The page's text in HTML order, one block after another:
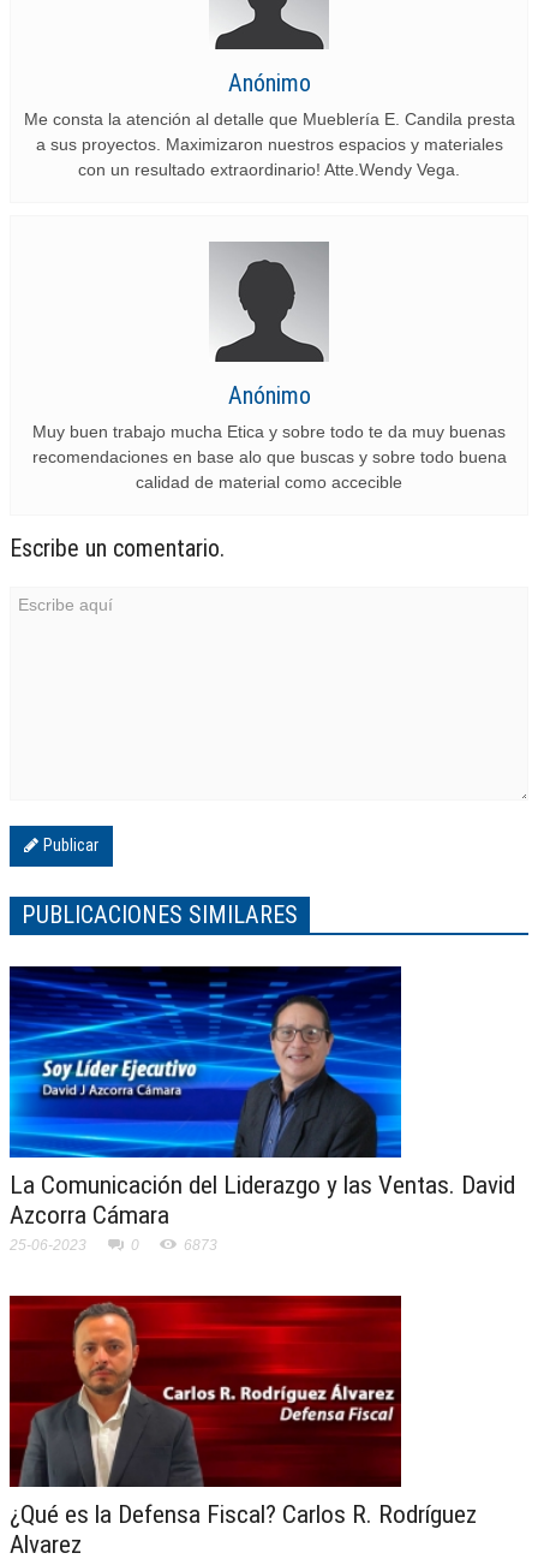
Anónimo
Me consta la atención al detalle que Mueblería E. Candila presta
a sus proyectos. Maximizaron nuestros espacios y materiales
con un resultado extraordinario! Atte.Wendy Vega.
Anónimo
Muy buen trabajo mucha Etica y sobre todo te da muy buenas
recomendaciones en base alo que buscas y sobre todo buena
calidad de material como accecible
Escribe un comentario.
Publicar
PUBLICACIONES SIMILARES
La Comunicación del Liderazgo y las Ventas. David
Azcorra Cámara
25-06-2023 0 6873
¿Qué es la Defensa Fiscal? Carlos R. Rodríguez
Alvarez